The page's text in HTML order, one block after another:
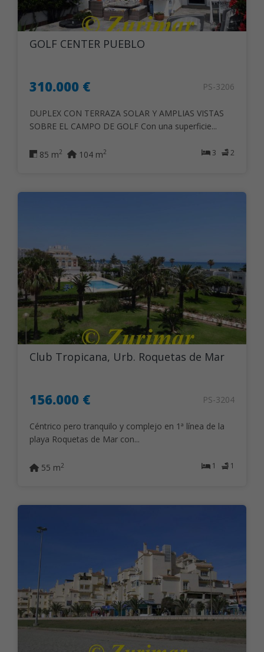
GOLF CENTER PUEBLO
310.000 € PS-3206
DUPLEX CON TERRAZA SOLAR Y AMPLIAS VISTAS
SOBRE EL CAMPO DE GOLF Con una superficie...
3 2
85 m2 104 m2
Club Tropicana, Urb. Roquetas de Mar
156.000 € PS-3204
Céntrico pero tranquilo y complejo en 1ª línea de la
playa Roquetas de Mar con...
1 1
55 m2